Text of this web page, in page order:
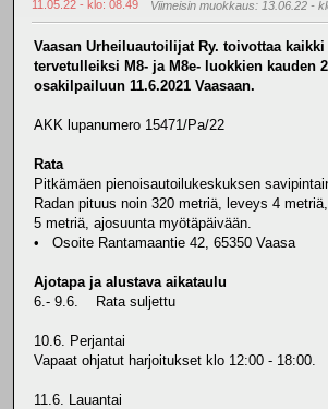
11.05.22 - klo: 08.49 Viimeisin muokkaus: 13.06.22 -
Vaasan Urheiluautoilijat Ry. toivottaa
tervetulleiksi M8- ja M8e- luokkien kauden
osakilpailuun 11.6.2021 Vaasaan.
AKK lupanumero 15471/Pa/22
Rata
Pitkämäen pienoisautoilukeskuksen
Radan pituus noin 320 metriä, leveys 4
5 metriä, ajosuunta myötäpäivään.
• Osoite Rantamaantie 42, 65350 Vaasa
Ajotapa ja alustava aikataulu
6.- 9.6. Rata suljettu
10.6. Perjantai
Vapaat ohjatut harjoitukset klo 12:00 - 18:00.
11.6. Lauantai